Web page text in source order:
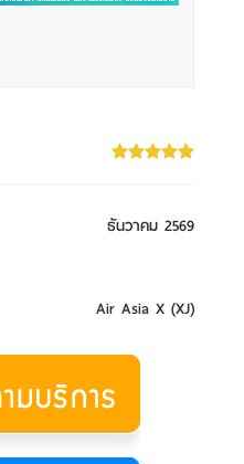
ธันวาคม 2569
Air Asia X (XJ)